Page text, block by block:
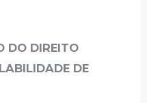
DO DIREITO
DE